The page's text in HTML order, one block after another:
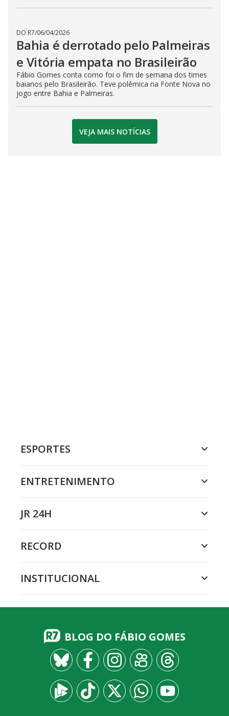
DO R7/06/04/2026
Bahia é derrotado pelo Palmeiras
e Vitória empata no Brasileirão
Fábio Gomes conta como foi o fim de semana dos times
baianos pelo Brasileirão. Teve polêmica na Fonte Nova no
jogo entre Bahia e Palmeiras.
VEJA MAIS NOTÍCIAS
ESPORTES
ENTRETENIMENTO
JR 24H
RECORD
INSTITUCIONAL
BLOG DO FÁBIO GOMES